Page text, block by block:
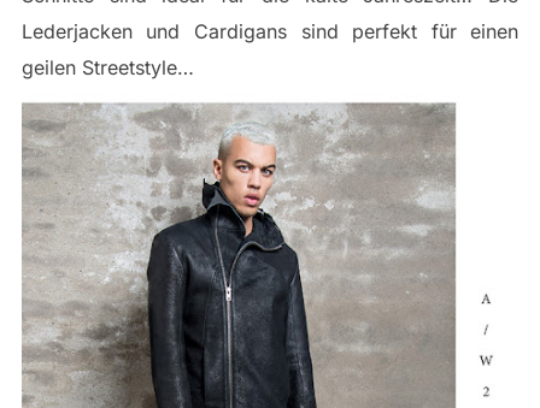
Lederjacken und Cardigans sind perfekt für einen
geilen Streetstyle…